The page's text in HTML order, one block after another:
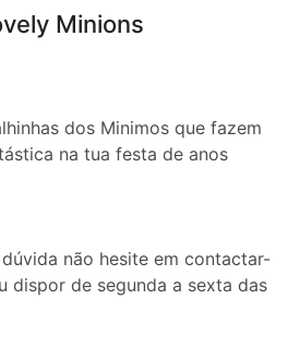
Minions
dos Minimos que fazem
na tua festa de anos
não hesite em contactar-
dispor de segunda a sexta das